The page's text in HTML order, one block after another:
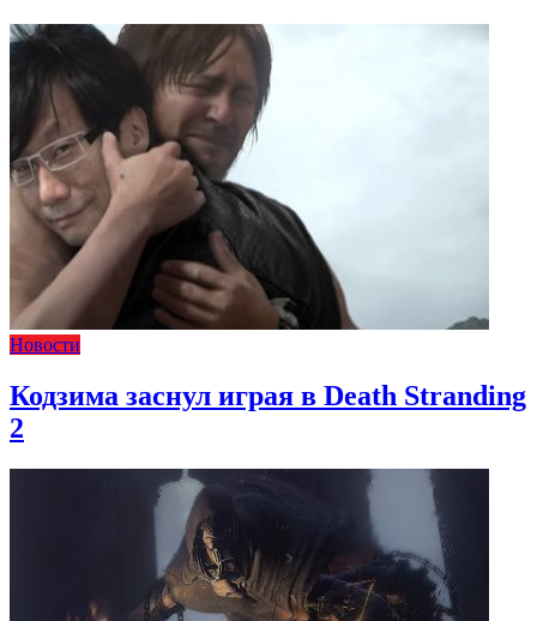
Новости
Кодзима заснул играя в Death Stranding
2